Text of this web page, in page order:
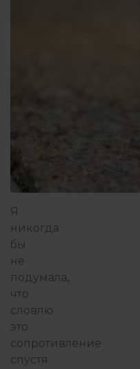
Я
никогда
бы
не
подумала,
что
словлю
это
сопротивление
спустя